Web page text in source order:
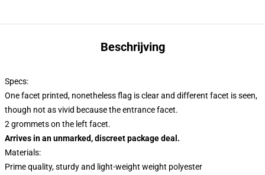
Beschrijving
Specs:
One facet printed, nonetheless flag is clear and different facet is seen,
though not as vivid because the entrance facet.
2 grommets on the left facet.
Arrives in an unmarked, discreet package deal.
Materials:
Prime quality, sturdy and light-weight weight polyester